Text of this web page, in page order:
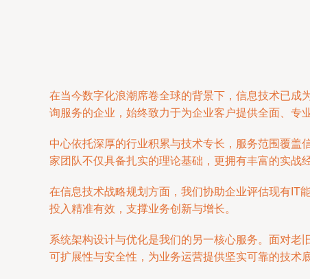
在当今数字化浪潮席卷全球的背景下，信息技术已成
询服务的企业，始终致力于为企业客户提供全面、专
中心依托深厚的行业积累与技术专长，服务范围覆
家团队不仅具备扎实的理论基础，更拥有丰富的实战
在信息技术战略规划方面，我们协助企业评估现有IT
投入精准有效，支撑业务创新与增长。
系统架构设计与优化是我们的另一核心服务。面对老
可扩展性与安全性，为业务运营提供坚实可靠的技术底